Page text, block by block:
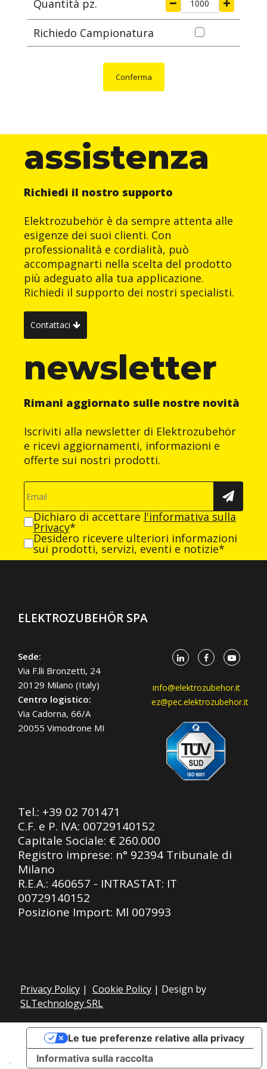
Quantità pz.
Richiedo Campionatura
Conferma
assistenza
Richiedi il nostro supporto
Elektrozubehör è da sempre attenta alle
esigenze dei suoi clienti. Con
professionalità e cordialità, può
accompagnarti nella scelta del prodotto
più adeguato alla tua applicazione.
Richiedi il supporto dei nostri specialisti.
Contattaci
newsletter
Rimani aggiornato sulle nostre novità
Iscriviti alla newsletter di Elektrozubehör
e ricevi aggiornamenti, informazioni e
offerte sui nostri prodotti.
Dichiaro di accettare l'informativa sulla
Privacy*
Desidero ricevere ulteriori informazioni
sui prodotti, servizi, eventi e notizie*
ELEKTROZUBEHÖR SPA
Sede:
Via F.lli Bronzetti, 24
20129 Milano (Italy)
Centro logistico:
Via Cadorna, 66/A
20055 Vimodrone MI
info@elektrozubehor.it
ez@pec.elektrozubehor.it
Tel.: +39 02 701471
C.F. e P. IVA: 00729140152
Capitale Sociale: € 260.000
Registro imprese: n° 92394 Tribunale di
Milano
R.E.A.: 460657 - INTRASTAT: IT
00729140152
Posizione Import: Ml 007993
Privacy Policy | Cookie Policy | Design by
SLTechnology SRL
Informativa sulla raccolta
Le tue preferenze relative alla privacy